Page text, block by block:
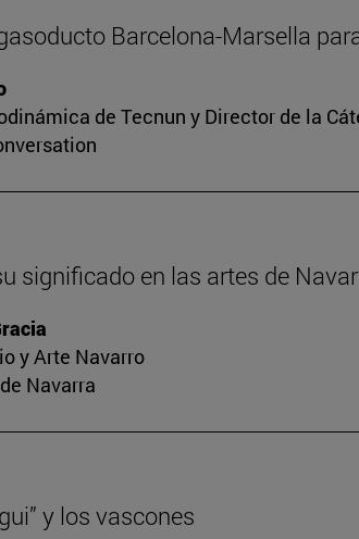
Barcelona-Marsella
de Tecnun y Director de la
significado en las artes de
y Arte Navarro
Navarra
y los vascones